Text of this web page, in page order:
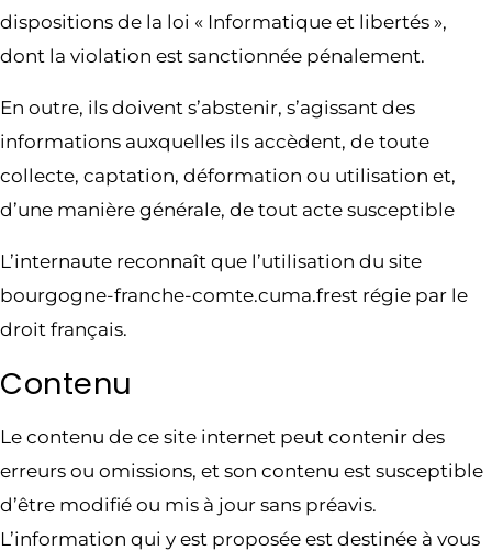
dispositions de la loi « Informatique et libertés »,
dont la violation est sanctionnée pénalement.
En outre, ils doivent s’abstenir, s’agissant des
informations auxquelles ils accèdent, de toute
collecte, captation, déformation ou utilisation et,
d’une manière générale, de tout acte susceptible
L’internaute reconnaît que l’utilisation du site
bourgogne-franche-comte.cuma.frest régie par le
droit français.
Contenu
Le contenu de ce site internet peut contenir des
erreurs ou omissions, et son contenu est susceptible
d’être modifié ou mis à jour sans préavis.
L’information qui y est proposée est destinée à vous